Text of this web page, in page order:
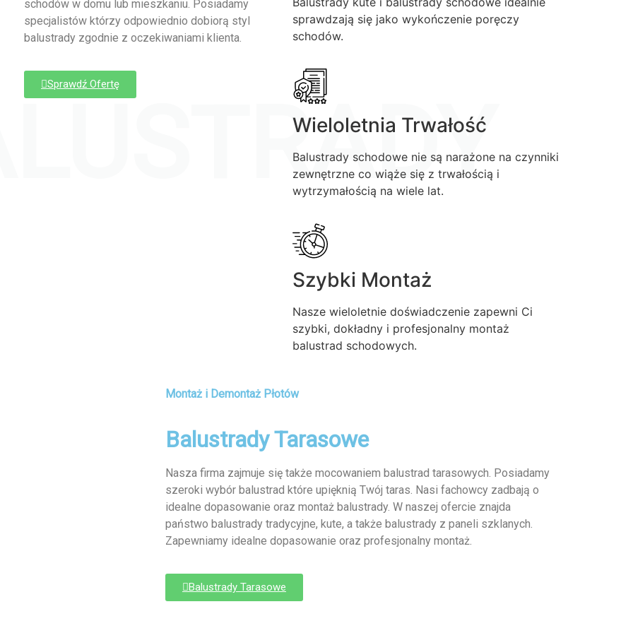
schodów w domu lub mieszkaniu. Posiadamy
specjalistów którzy odpowiednio dobiorą styl
balustrady zgodnie z oczekiwaniami klienta.
Sprawdź Ofertę
sprawdzają się jako wykończenie poręczy
schodów.
Wieloletnia Trwałość
Balustrady schodowe nie są narażone na czynniki
zewnętrzne co wiąże się z trwałością i
wytrzymałością na wiele lat.
Szybki Montaż
Nasze wieloletnie doświadczenie zapewni Ci
szybki, dokładny i profesjonalny montaż
balustrad schodowych.
Montaż i Demontaż Płotów
Balustrady Tarasowe
Nasza firma zajmuje się także mocowaniem balustrad tarasowych. Posiadamy
szeroki wybór balustrad które upięknią Twój taras. Nasi fachowcy zadbają o
idealne dopasowanie oraz montaż balustrady. W naszej ofercie znajda
państwo balustrady tradycyjne, kute, a także balustrady z paneli szklanych.
Zapewniamy idealne dopasowanie oraz profesjonalny montaż.
Balustrady Tarasowe